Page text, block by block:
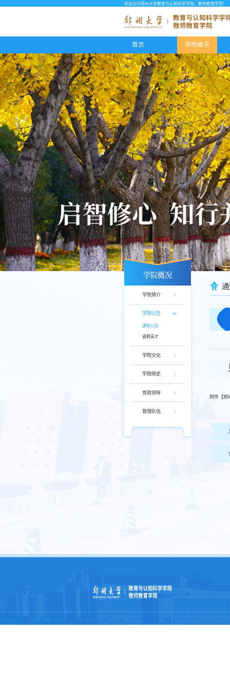
欢迎访问郑州大学教育与认知科学学院、教师教育学院！
首页 学院概况
学院概况
学院简介
学院公告
通知公告
诚聘英才
学院文化
学院简史
党政领导
管理队伍
附件【郑